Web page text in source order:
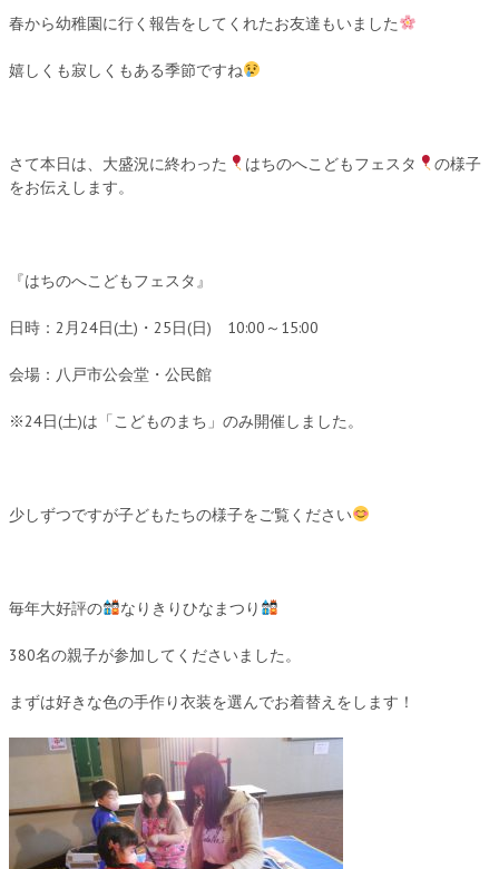
春から幼稚園に行く報告をしてくれたお友達もいました
嬉しくも寂しくもある季節ですね
さて本日は、大盛況に終わった はちのへこどもフェスタ
の様子
をお伝えします。
『はちのへこどもフェスタ』
日時：2月24日(土)・25日(日) 10:00～15:00
会場：八戸市公会堂・公民館
※24日(土)は「こどものまち」のみ開催しました。
少しずつですが子どもたちの様子をご覧ください
毎年大好評の なりきりひなまつり
380名の親子が参加してくださいました。
まずは好きな色の手作り衣装を選んでお着替えをします！